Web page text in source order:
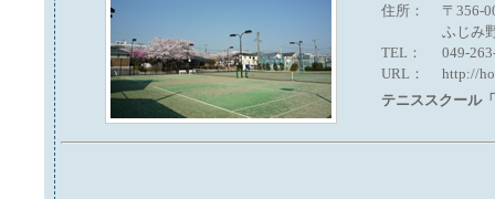
住所：
〒356-
ふじみ
TEL：
049-
URL：
http://
テニススクール